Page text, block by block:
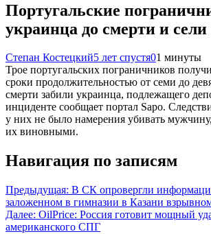
Португальские
украинца до смерти и
Степан Костецкий5 лет спустя01 минуты
Трое португальских пограничников
сроки продолжительностью от семи до
смерти забили украинца, подлежащего
инциденте сообщает портал Sapo.
у них не было намерения убивать
их виновными.
Навигация по записям
Предыдущая: В СК опровергли
заложенном в гимназии в Казани
Далее: OilPrice: Россия готовит мощный
американского СПГ